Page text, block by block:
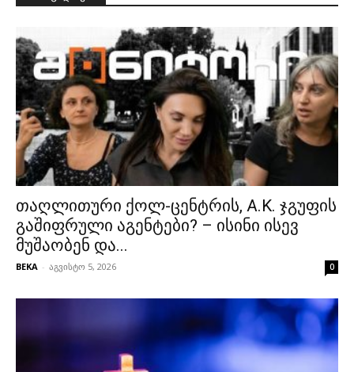
თაღლითური ქოლ-ცენტრის, A.K. ჯგუფის
გაშიფრული აგენტები? – ისინი ისევ
მუშაობენ და...
BEKA - აგვისტო 5, 2026 0